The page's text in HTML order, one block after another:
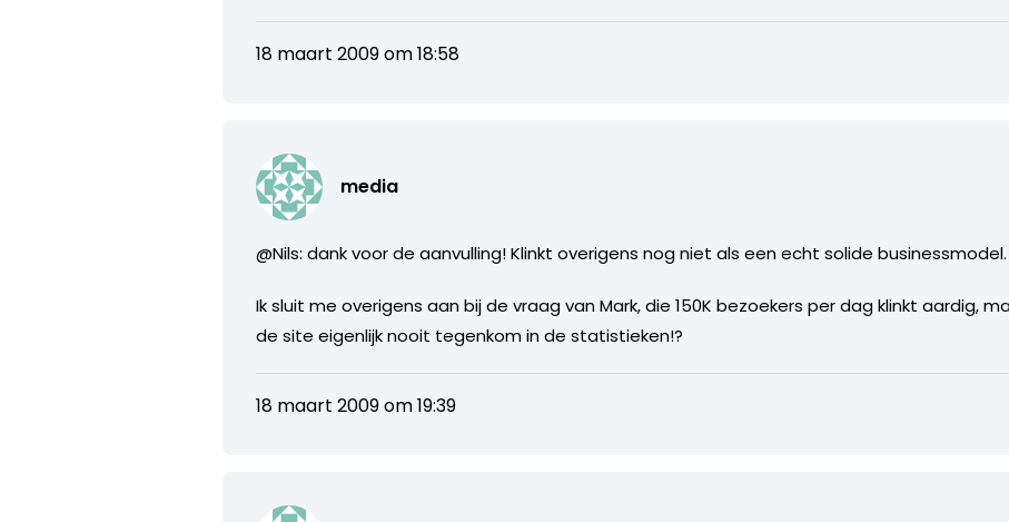
18 maart 2009 om 18:58
media
@Nils: dank voor de aanvulling! Klinkt overigens nog niet als een echt solide businessmodel.
Ik sluit me overigens aan bij de vraag van Mark, die 150K bezoekers per dag klinkt aardig,
de site eigenlijk nooit tegenkom in de statistieken!?
18 maart 2009 om 19:39